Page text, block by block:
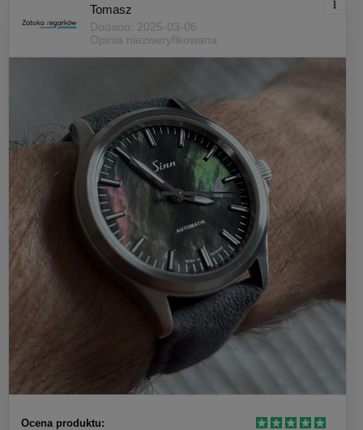
Tomasz
Dodano: 2025-03-06
Opinia niezweryfikowana
Ocena produktu: